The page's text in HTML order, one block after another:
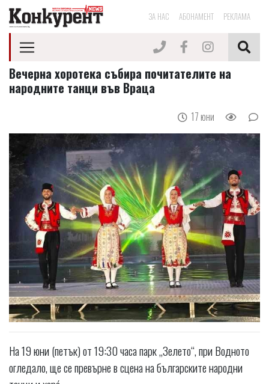
ЗА НАС АБОНАМЕНТ РЕКЛАМА
Вечерна хоротека събира почитателите на
народните танци във Враца
17 юни
На 19 юни (петък) от 19:30 часа парк „Зелето“, при Водното
огледало, ще се превърне в сцена на българските народни